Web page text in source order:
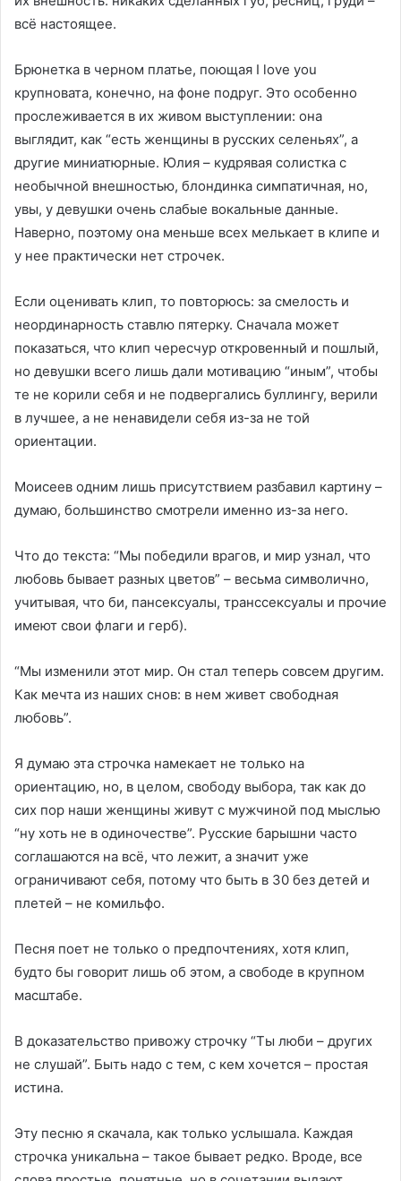
всё настоящее.
Брюнетка в черном платье, поющая I love you
крупновата, конечно, на фоне подруг. Это особенно
прослеживается в их живом выступлении: она
выглядит, как “есть женщины в русских селеньях”, а
другие миниатюрные. Юлия – кудрявая солистка с
необычной внешностью, блондинка симпатичная, но,
увы, у девушки очень слабые вокальные данные.
Наверно, поэтому она меньше всех мелькает в клипе и
у нее практически нет строчек.
Если оценивать клип, то повторюсь: за смелость и
неординарность ставлю пятерку. Сначала может
показаться, что клип чересчур откровенный и пошлый,
но девушки всего лишь дали мотивацию “иным”, чтобы
те не корили себя и не подвергались буллингу, верили
в лучшее, а не ненавидели себя из-за не той
ориентации.
Моисеев одним лишь присутствием разбавил картину –
думаю, большинство смотрели именно из-за него.
Что до текста: “Мы победили врагов, и мир узнал, что
любовь бывает разных цветов” – весьма символично,
учитывая, что би, пансексуалы, транссексуалы и прочие
имеют свои флаги и герб).
“Мы изменили этот мир. Он стал теперь совсем другим.
Как мечта из наших снов: в нем живет свободная
любовь”.
Я думаю эта строчка намекает не только на
ориентацию, но, в целом, свободу выбора, так как до
сих пор наши женщины живут с мужчиной под мыслью
“ну хоть не в одиночестве”. Русские барышни часто
соглашаются на всё, что лежит, а значит уже
ограничивают себя, потому что быть в 30 без детей и
плетей – не комильфо.
Песня поет не только о предпочтениях, хотя клип,
будто бы говорит лишь об этом, а свободе в крупном
масштабе.
В доказательство привожу строчку “Ты люби – других
не слушай”. Быть надо с тем, с кем хочется – простая
истина.
Эту песню я скачала, как только услышала. Каждая
строчка уникальна – такое бывает редко. Вроде, все